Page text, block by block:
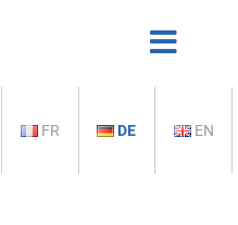
FR DE EN